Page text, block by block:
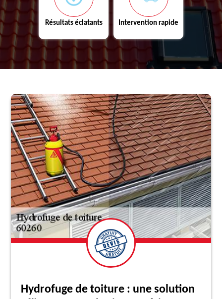
Résultats éclatants Intervention rapide
Hydrofuge de toiture : une solution